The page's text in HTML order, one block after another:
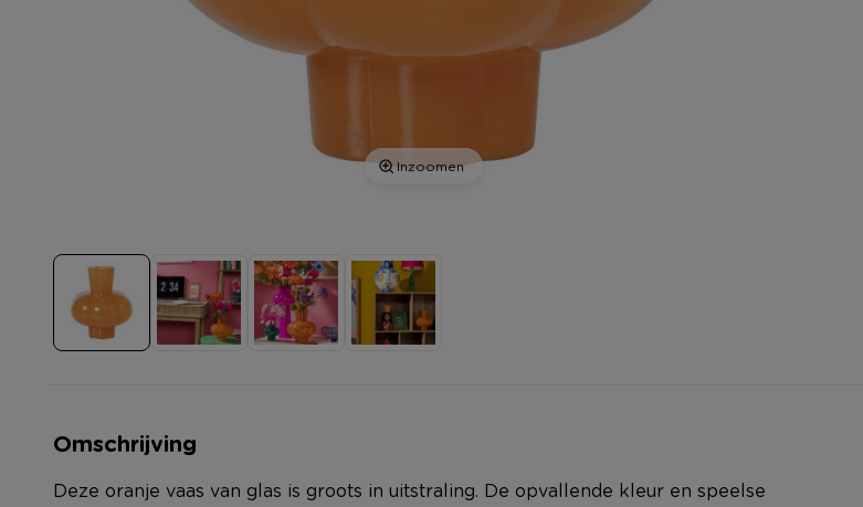
Inzoomen
Omschrijving
Deze oranje vaas van glas is groots in uitstraling. De opvallende kleur en speelse